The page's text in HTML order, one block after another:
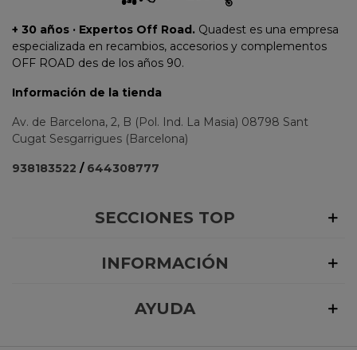
+ 30 años · Expertos Off Road. Quadest es una empresa
especializada en recambios, accesorios y complementos
OFF ROAD des de los años 90.
Información de la tienda
Av. de Barcelona, 2, B (Pol. Ind. La Masia) 08798 Sant
Cugat Sesgarrigues (Barcelona)
938183522 / 644308777
SECCIONES TOP
INFORMACIÓN
AYUDA